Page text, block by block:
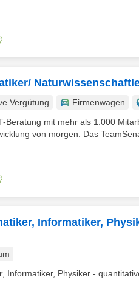
Vergütung Firmenwagen
Beratung mit mehr als 1.000
von morgen. Das
Informatiker,
, Informatiker, Physiker -